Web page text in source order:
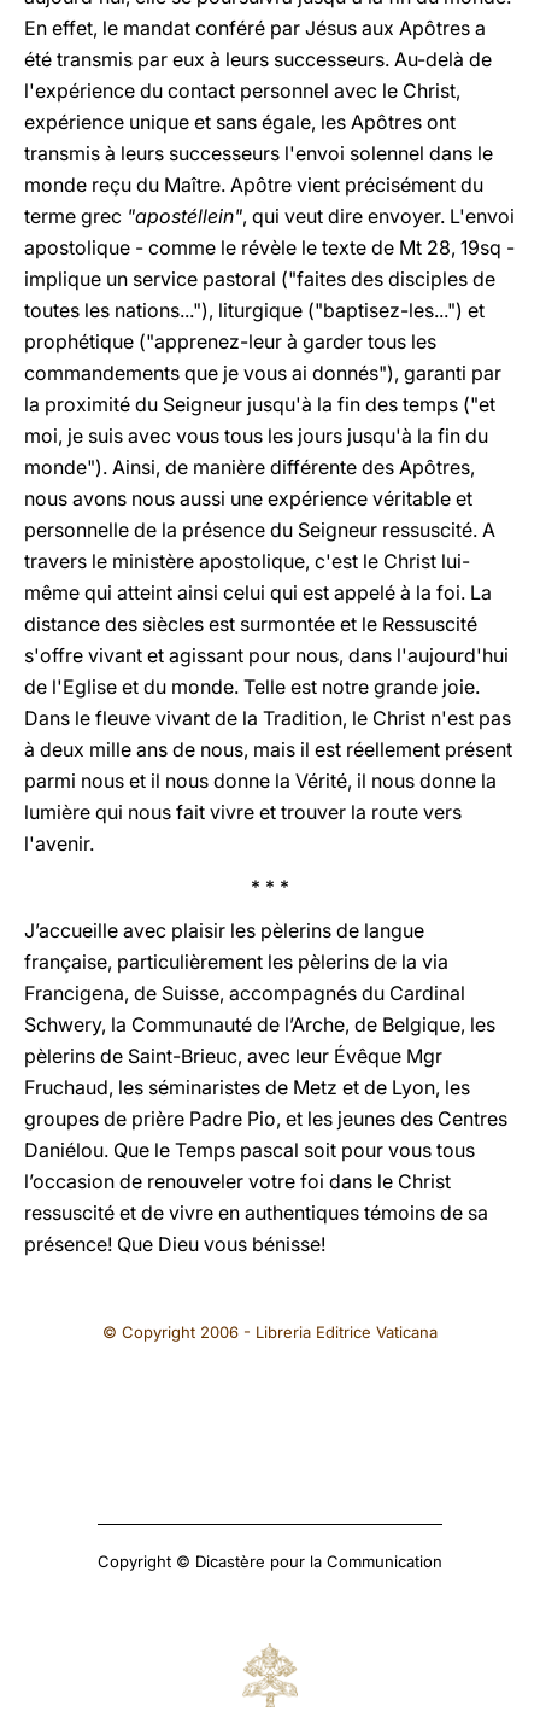
En effet, le mandat conféré par Jésus aux Apôtres a
été transmis par eux à leurs successeurs. Au-delà de
l'expérience du contact personnel avec le Christ,
expérience unique et sans égale, les Apôtres ont
transmis à leurs successeurs l'envoi solennel dans le
monde reçu du Maître. Apôtre vient précisément du
terme grec "apostéllein", qui veut dire envoyer. L'envoi
apostolique - comme le révèle le texte de Mt 28, 19sq -
implique un service pastoral ("faites des disciples de
toutes les nations..."), liturgique ("baptisez-les...") et
prophétique ("apprenez-leur à garder tous les
commandements que je vous ai donnés"), garanti par
la proximité du Seigneur jusqu'à la fin des temps ("et
moi, je suis avec vous tous les jours jusqu'à la fin du
monde"). Ainsi, de manière différente des Apôtres,
nous avons nous aussi une expérience véritable et
personnelle de la présence du Seigneur ressuscité. A
travers le ministère apostolique, c'est le Christ lui-
même qui atteint ainsi celui qui est appelé à la foi. La
distance des siècles est surmontée et le Ressuscité
s'offre vivant et agissant pour nous, dans l'aujourd'hui
de l'Eglise et du monde. Telle est notre grande joie.
Dans le fleuve vivant de la Tradition, le Christ n'est pas
à deux mille ans de nous, mais il est réellement présent
parmi nous et il nous donne la Vérité, il nous donne la
lumière qui nous fait vivre et trouver la route vers
l'avenir.
* * *
J’accueille avec plaisir les pèlerins de langue
française, particulièrement les pèlerins de la via
Francigena, de Suisse, accompagnés du Cardinal
Schwery, la Communauté de l’Arche, de Belgique, les
pèlerins de Saint-Brieuc, avec leur Évêque Mgr
Fruchaud, les séminaristes de Metz et de Lyon, les
groupes de prière Padre Pio, et les jeunes des Centres
Daniélou. Que le Temps pascal soit pour vous tous
l’occasion de renouveler votre foi dans le Christ
ressuscité et de vivre en authentiques témoins de sa
présence! Que Dieu vous bénisse!
© Copyright 2006 - Libreria Editrice Vaticana
Copyright © Dicastère pour la Communication